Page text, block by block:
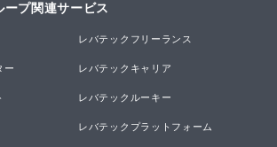
ープ関連サービス
レバテックフリーランス
ー レバテックキャリア
レバテックルーキー
レバテックプラットフォーム